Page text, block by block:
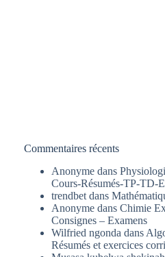
Commentaires récents
Anonyme dans
Cours-Résumés-TP-TD-
trendbet dans
Anonyme dans Chimie
Consignes – Examens
Wilfried ngonda dans
Résumés et exercices